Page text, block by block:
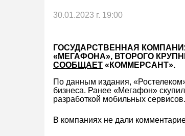
30.01.2023 г. 19:00
ГОСУДАРСТВЕННАЯ
«МЕГАФОНА», ВТОРОГО
СООБЩАЕТ «КОММЕРСАНТ».
По данным издания,
бизнеса. Ранее «Мегафон»
разработкой мобильных сервисов.
В компаниях не дали